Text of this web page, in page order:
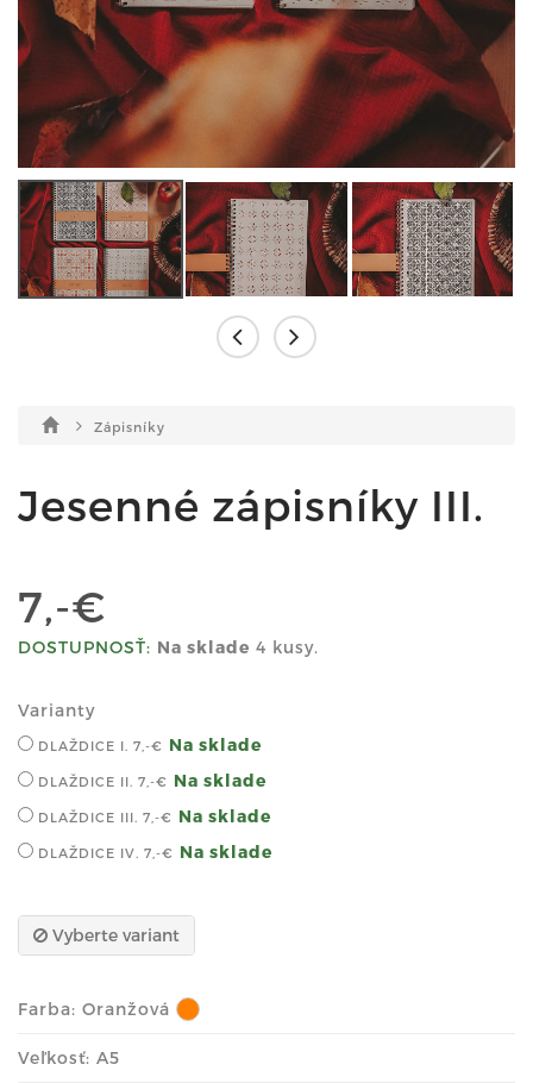
Zápisníky
Jesenné zápisníky III.
7,-€
DOSTUPNOSŤ: Na sklade 4 kusy.
Varianty
DLAŽDICE I. 7,-€ Na sklade
DLAŽDICE II. 7,-€ Na sklade
DLAŽDICE III. 7,-€ Na sklade
DLAŽDICE IV. 7,-€ Na sklade
Vyberte variant
Farba: Oranžová
Veľkosť: A5